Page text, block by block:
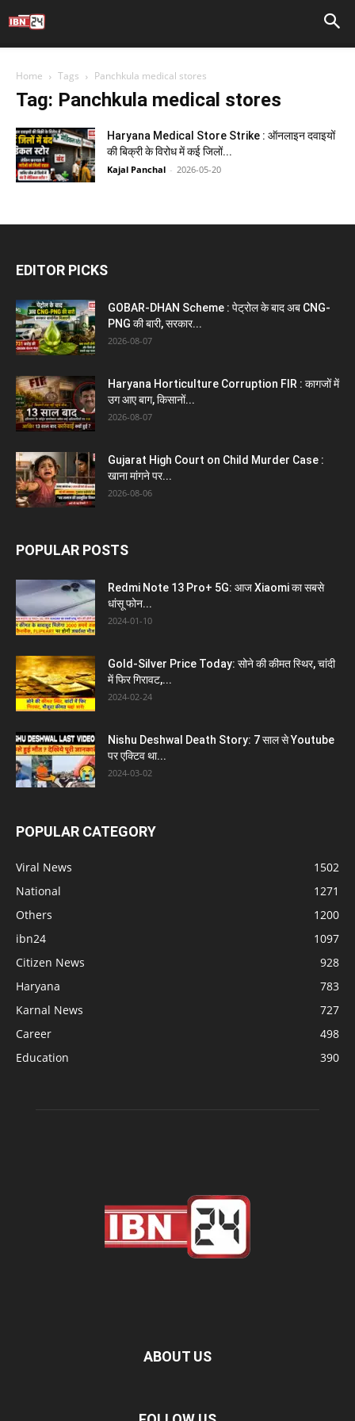
Home Tags Panchkula medical stores
Tag: Panchkula medical stores
Haryana Medical Store Strike : ऑनलाइन दवाइयों
की बिक्री के विरोध में कई जिलों...
Kajal Panchal - 2026-05-20
EDITOR PICKS
GOBAR-DHAN Scheme : पेट्रोल के बाद अब CNG-
PNG की बारी, सरकार...
2026-08-07
Haryana Horticulture Corruption FIR : कागजों में
उग आए बाग, किसानों...
2026-08-07
Gujarat High Court on Child Murder Case :
खाना मांगने पर...
2026-08-06
POPULAR POSTS
Redmi Note 13 Pro+ 5G: आज Xiaomi का सबसे
धांसू फोन...
2024-01-10
Gold-Silver Price Today: सोने की कीमत स्थिर, चांदी
में फिर गिरावट,...
2024-02-24
Nishu Deshwal Death Story: 7 साल से Youtube
पर एक्टिव था...
2024-03-02
POPULAR CATEGORY
Viral News
1502
National
1271
Others
1200
ibn24
1097
Citizen News
928
Haryana
783
Karnal News
727
Career
498
Education
390
ABOUT US